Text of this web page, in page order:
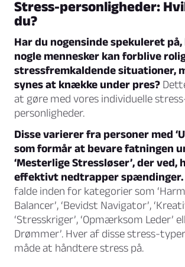
Stress-personligheder:
du?
Har du nogensinde spekuleret
nogle mennesker kan forblive
stressfremkaldende situationer,
synes at knække under pres?
at gøre med vores individuelle
personligheder.
Disse varierer fra personer med
som formår at bevare fatningen
‘Mesterlige Stressløser’, der ved,
effektivt nedtrapper spændinger.
falde inden for kategorier som
Balancer’, ‘Bevidst Navigator’,
‘Stresskriger’, ‘Opmærksom Leder’
Drømmer’. Hver af disse stress-
måde at håndtere stress på.